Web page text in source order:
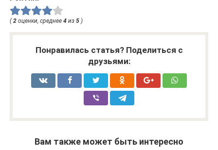
(2 оценки, среднее 4 из 5 )
Понравилась статья? Поделиться с
друзьями:
Вам также может быть интересно